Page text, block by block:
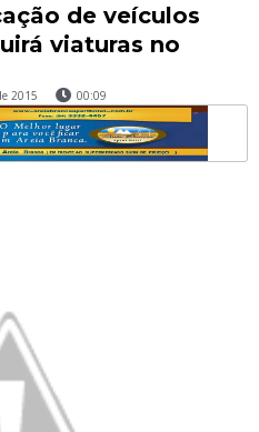
de veículos
viaturas no
2015 00:09